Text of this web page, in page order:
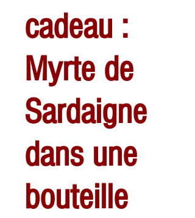
cadeau :
Myrte de
Sardaigne
dans une
bouteille